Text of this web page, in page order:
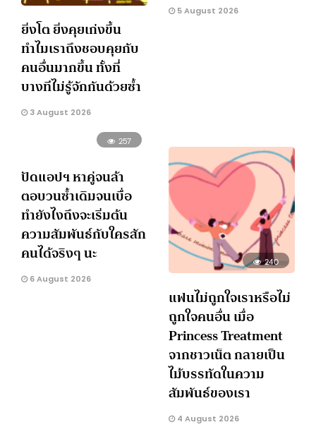
ยิ่งโต ยิ่งคุยเก่งขึ้น
ทำไมเราถึงชอบคุยกับ
คนอื่นมากขึ้น ทั้งที่
บางทีไม่รู้จักกันด้วยซ้ำ
3 August 2026
5 August 2026
257
ปัดแอปฯ หาคู่จนล้า
ตอบวนซ้ำเดิมจนเบื่อ
ทำยังไงถึงจะเริ่มต้น
ความสัมพันธ์กับใครสัก
คนได้จริงๆ นะ
6 August 2026
240
แฟนไม่ถูกใจเราหรือไม่
ถูกใจคนอื่น เมื่อ
Princess Treatment
จากชาวเน็ต กลายเป็น
ไม้บรรทัดในความ
สัมพันธ์ของเรา
4 August 2026